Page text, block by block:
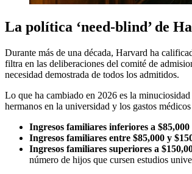
La política ‘need-blind’ de
Durante más de una década, Harvard ha
filtra en las deliberaciones del comité de
necesidad demostrada de todos los admitidos.
Lo que ha cambiado en 2026 es la
hermanos en la universidad y los gastos
Ingresos familiares inferiores a $85,000
Ingresos familiares entre $85,000 y
Ingresos familiares superiores a
número de hijos que cursen estudios